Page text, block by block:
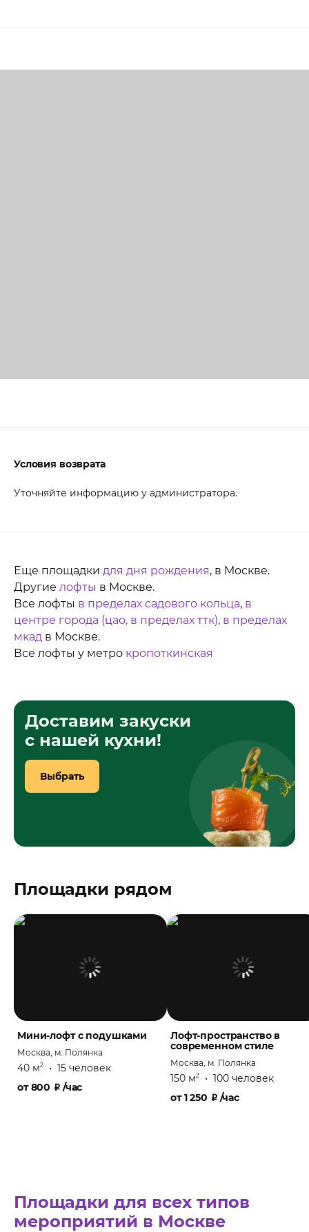
Условия возврата
Уточняйте информацию у администратора.
Еще площадки для дня рождения, в Москве.
Другие лофты в Москве.
Все лофты в пределах садового кольца, в
центре города (цао, в пределах ттк), в пределах
мкад в Москве.
Все лофты у метро кропоткинская
Доставим закуски
с нашей кухни!
Выбрать
Площадки рядом
Мини-лофт с подушками
Москва, м. Полянка
40 м2 • 15 человек
от800 ₽ /час
Лофт-пространство в
современном стиле
Москва, м. Полянка
150 м2 • 100 человек
от1 250 ₽ /час
Площадки для всех типов
мероприятий в Москве